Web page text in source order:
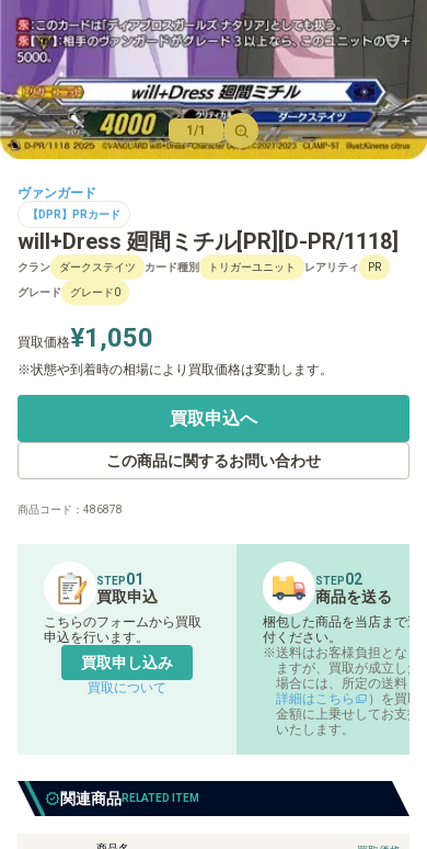
【DPR】PRカード
1/1
ヴァンガード
【DPR】PRカード
will+Dress 廻間ミチル[PR][D-PR/1118]
クラン ダークステイツ カード種別 トリガーユニット レアリティ PR
グレード グレード0
買取価格¥1,050
状態や到着時の相場により買取価格は変動します。
買取申込へ
この商品に関するお問い合わせ
商品コード： 486878
STEP01
買取申込
こちらのフォームから買取
申込を行います。
買取申し込み
買取について
STEP02
商品を送る
梱包した商品を当店まで送
付ください。
送料はお客様負担となり
ますが、買取が成立した
場合には、所定の送料（
詳細はこちら
）を買取
金額に上乗せしてお支払
いたします。
関連商品RELATED ITEM